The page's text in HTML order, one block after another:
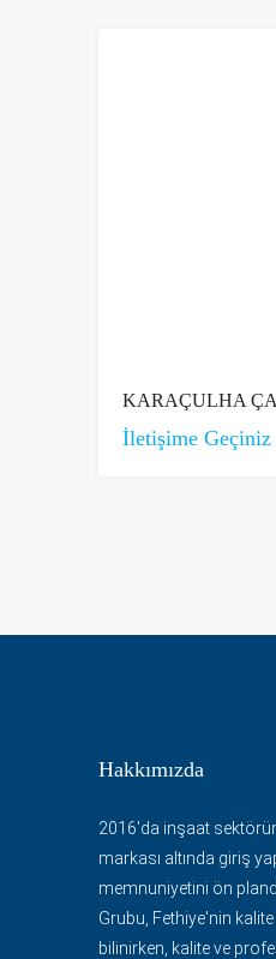
KARAÇULHA
İletişime Geçiniz
Hakkımızda
2016'da inşaat
markası altında giriş
memnuniyetini ön
Grubu, Fethiye'nin
bilinirken, kalite ve